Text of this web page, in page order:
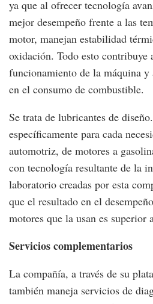
ya que al ofrecer tecnología
mejor desempeño frente a las
motor, manejan estabilidad
oxidación. Todo esto contribuye
funcionamiento de la máquina
en el consumo de combustible.
Se trata de lubricantes de
específicamente para cada
automotriz, de motores a
con tecnología resultante de la
laboratorio creadas por esta
que el resultado en el
motores que la usan es superior
Servicios complementarios
La compañía, a través de su
también maneja servicios de